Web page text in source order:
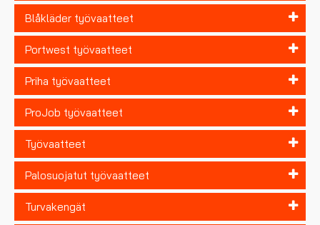
Blåkläder työvaatteet
Portwest työvaatteet
Priha työvaatteet
ProJob työvaatteet
Työvaatteet
Palosuojatut työvaatteet
Turvakengät